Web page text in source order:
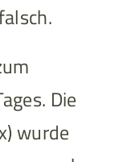
Die
wurde